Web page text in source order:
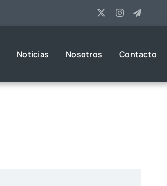
Noticias Nosotros Contacto